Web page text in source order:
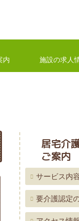
内 施設の求人
居宅介
ご案内
サービス内
要介護認定